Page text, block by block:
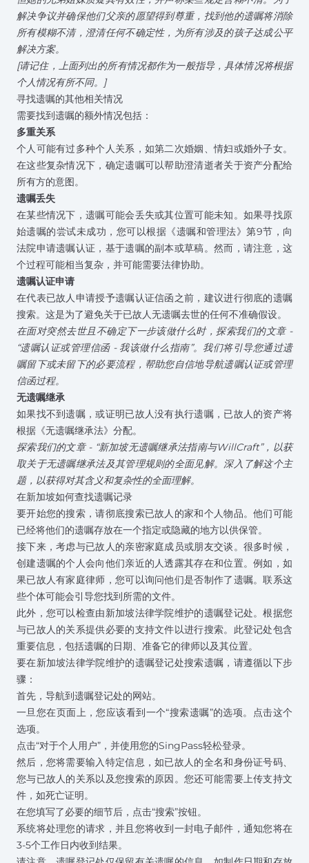
解决争议并确保他们父亲的愿望得到尊重，找到他的遗嘱将消除
所有模糊不清，澄清任何不确定性，为所有涉及的孩子达成公平
解决方案。
[请记住，上面列出的所有情况都作为一般指导，具体情况将根据
个人情况有所不同。]
寻找遗嘱的其他相关情况
需要找到遗嘱的额外情况包括：
多重关系
个人可能有过多种个人关系，如第二次婚姻、情妇或婚外子女。
在这些复杂情况下，确定遗嘱可以帮助澄清逝者关于资产分配给
所有方的意图。
遗嘱丢失
在某些情况下，遗嘱可能会丢失或其位置可能未知。如果寻找原
始遗嘱的尝试未成功，您可以根据 《遗嘱和管理法》第9节 ，向
法院申请遗嘱认证，基于遗嘱的副本或草稿。然而，请注意，这
个过程可能相当复杂，并可能需要法律协助。
遗嘱认证申请
在代表已故人申请授予遗嘱认证信函之前，建议进行彻底的遗嘱
搜索。这是为了避免关于已故人无遗嘱去世的任何不准确假设。
在面对突然去世且不确定下一步该做什么时，探索我们的文章 -
“遗嘱认证或管理信函 - 我该做什么指南”。我们将引导您通过遗
嘱留下或未留下的必要流程，帮助您自信地导航遗嘱认证或管理
信函过程。
无遗嘱继承
如果找不到遗嘱，或证明已故人没有执行遗嘱，已故人的资产将
根据 《无遗嘱继承法》 分配。
探索我们的文章 - “新加坡无遗嘱继承法指南与WillCraft”，以获
取关于无遗嘱继承法及其管理规则的全面见解。深入了解这个主
题，以获得对其含义和复杂性的全面理解。
在新加坡如何查找遗嘱记录
要开始您的搜索，请彻底搜索已故人的家和个人物品。他们可能
已经将他们的遗嘱存放在一个指定或隐藏的地方以供保管。
接下来，考虑与已故人的亲密家庭成员或朋友交谈。很多时候，
创建遗嘱的个人会向他们亲近的人透露其存在和位置。例如，如
果已故人有家庭律师，您可以询问他们是否制作了遗嘱。联系这
些个体可能会引导您找到所需的文件。
此外，您可以检查由新加坡法律学院维护的遗嘱登记处。根据您
与已故人的关系提供必要的支持文件以进行搜索。此登记处包含
重要信息，包括遗嘱的日期、准备它的律师以及其位置。
要在新加坡法律学院维护的遗嘱登记处搜索遗嘱，请遵循以下步
骤：
首先，导航到遗嘱登记处的网站。
一旦您在页面上，您应该看到一个“搜索遗嘱”的选项。点击这个
选项。
点击“对于个人用户”，并使用您的SingPass轻松登录。
然后，您将需要输入特定信息，如已故人的全名和身份证号码、
您与已故人的关系以及您搜索的原因。您还可能需要上传支持文
件，如死亡证明。
在您填写了必要的细节后，点击“搜索”按钮。
系统将处理您的请求，并且您将收到一封电子邮件，通知您将在
3-5个工作日内收到结果。